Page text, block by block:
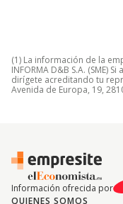
(1) La información de la
INFORMA D&B S.A. (SME)
dirígete acreditando tu
Avenida de Europa, 19,
Información ofrecida por
QUIENES SOMOS